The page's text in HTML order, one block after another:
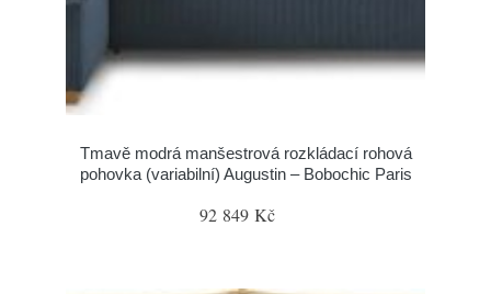
Tmavě modrá manšestrová rozkládací rohová
pohovka (variabilní) Augustin – Bobochic Paris
92 849 Kč